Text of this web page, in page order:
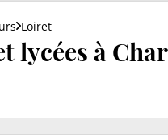
Loiret
lycées à